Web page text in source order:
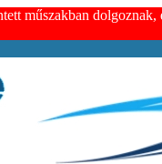
műszakban